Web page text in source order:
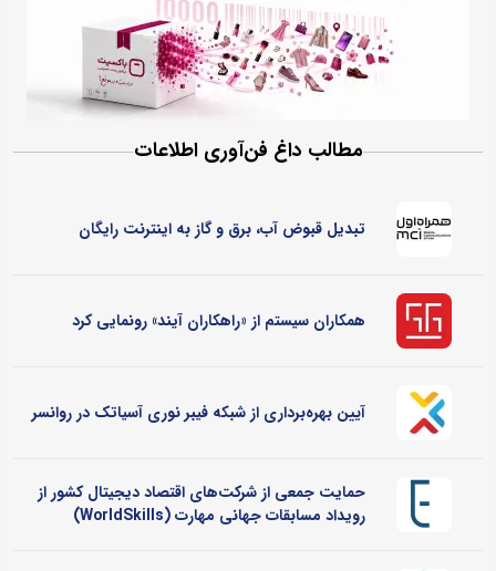
مطالب داغ فن‌آوری اطلاعات
تبدیل قبوض آب، برق و گاز به اینترنت رایگان
همکاران سیستم از «راهکاران آیند» رونمایی کرد
آیین بهره‌برداری از شبکه فیبر نوری آسیاتک در روانسر
حمایت جمعی از شرکت‌های اقتصاد دیجیتال کشور از
رویداد مسابقات جهانی مهارت (WorldSkills)